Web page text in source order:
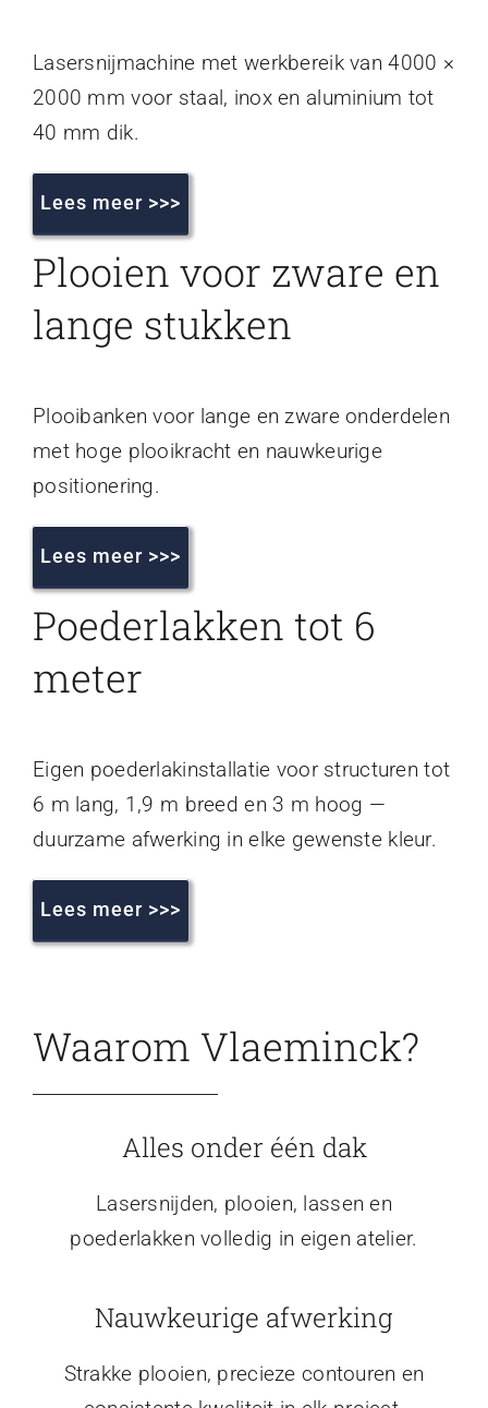
Lasersnijmachine met werkbereik van 4000 ×
2000 mm voor staal, inox en aluminium tot
40 mm dik.
Lees meer >>>
Plooien voor zware en
lange stukken
Plooibanken voor lange en zware onderdelen
met hoge plooikracht en nauwkeurige
positionering.
Lees meer >>>
Poederlakken tot 6
meter
Eigen poederlakinstallatie voor structuren tot
6 m lang, 1,9 m breed en 3 m hoog —
duurzame afwerking in elke gewenste kleur.
Lees meer >>>
Waarom Vlaeminck?
Alles onder één dak
Lasersnijden, plooien, lassen en
poederlakken volledig in eigen atelier.
Nauwkeurige afwerking
Strakke plooien, precieze contouren en